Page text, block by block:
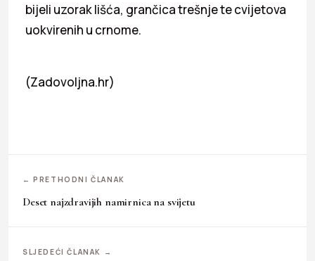
bijeli uzorak lišća, grančica trešnje te cvijetova
uokvirenih u crnome.
(Zadovoljna.hr)
← PRETHODNI ČLANAK
Deset najzdravijih namirnica na svijetu
SLJEDEĆI ČLANAK →